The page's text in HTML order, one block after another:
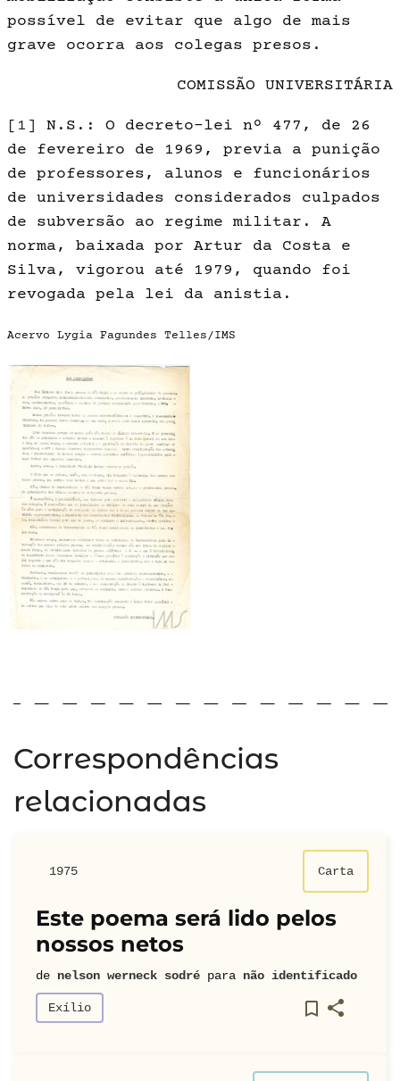
possível de evitar que algo de mais
grave ocorra aos colegas presos.
COMISSÃO UNIVERSITÁRIA
[1]
N.S.: O decreto-lei nº 477, de 26
de fevereiro de 1969, previa a punição
de professores, alunos e funcionários
de universidades considerados culpados
de subversão ao regime militar. A
norma, baixada por Artur da Costa e
Silva, vigorou até 1979, quando foi
revogada pela lei da anistia.
Acervo Lygia Fagundes Telles/IMS
Correspondências
relacionadas
1975 Carta
Este poema será lido pelos
nossos netos
de nelson werneck sodré para não identificado
Exílio